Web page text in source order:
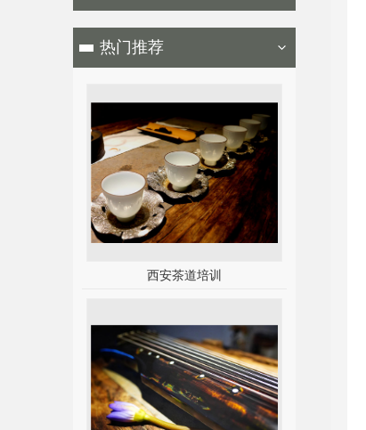
热门推荐
西安茶道培训